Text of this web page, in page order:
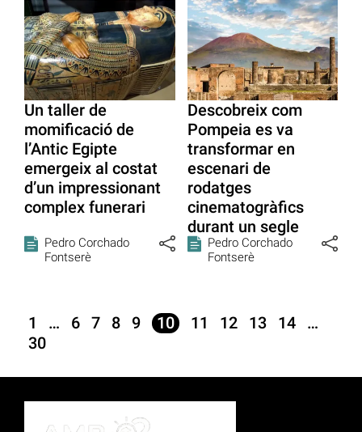
Un taller de
momificació de
l’Antic Egipte
emergeix al costat
d’un impressionant
complex funerari
Pedro Corchado
Fontserè
Descobreix com
Pompeia es va
transformar en
escenari de
rodatges
cinematogràfics
durant un segle
Pedro Corchado
Fontserè
1 … 6 7 8 9 10 11 12 13 14
…
30